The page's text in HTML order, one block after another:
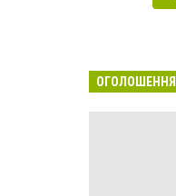
ОГОЛОШЕННЯ